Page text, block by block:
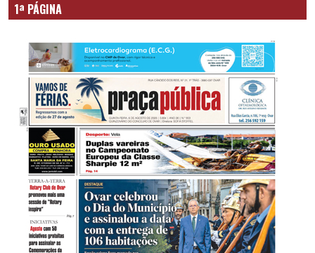
1ª PÁGINA